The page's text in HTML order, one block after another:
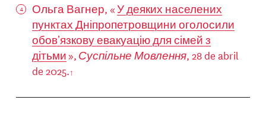
Ольга Вагнер, «У деяких населених
пунктах Дніпропетровщини оголосили
обовʼязкову евакуацію для сімей з
дітьми», Суспільне Мовлення, 28 de abril
de 2025.